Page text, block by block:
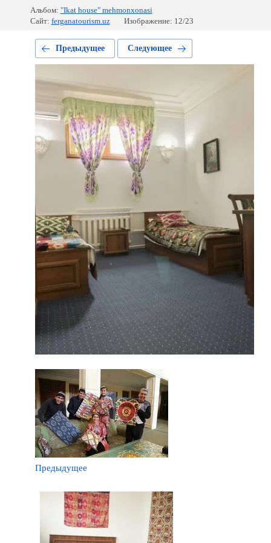
Альбом: "Ikat house" mehmonxonasi
Сайт: ferganatourism.uz Изображение: 12/23
Предыдущее Следующее
Предыдущее